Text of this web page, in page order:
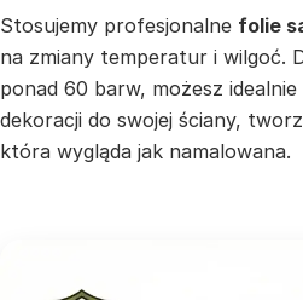
Stosujemy profesjonalne folie
na zmiany temperatur i wilgoć.
ponad 60 barw, możesz
dekoracji do swojej ściany,
która wygląda jak namalowana.